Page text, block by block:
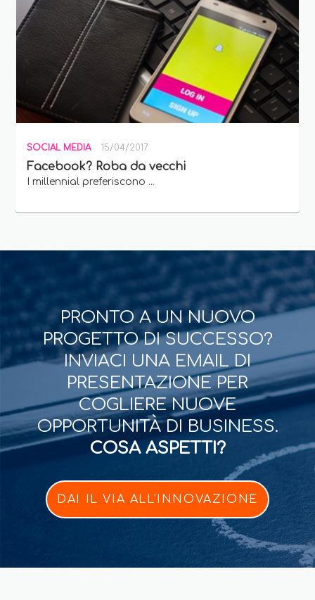
SOCIAL MEDIA 15/04/2017
Facebook? Roba da vecchi
I millennial preferiscono ...
PRONTO A UN NUOVO
PROGETTO DI SUCCESSO?
INVIACI UNA EMAIL DI
PRESENTAZIONE PER
COGLIERE NUOVE
OPPORTUNITÀ DI BUSINESS.
COSA ASPETTI?
DAI IL VIA ALL'INNOVAZIONE